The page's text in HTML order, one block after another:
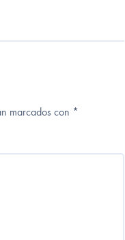
marcados con *